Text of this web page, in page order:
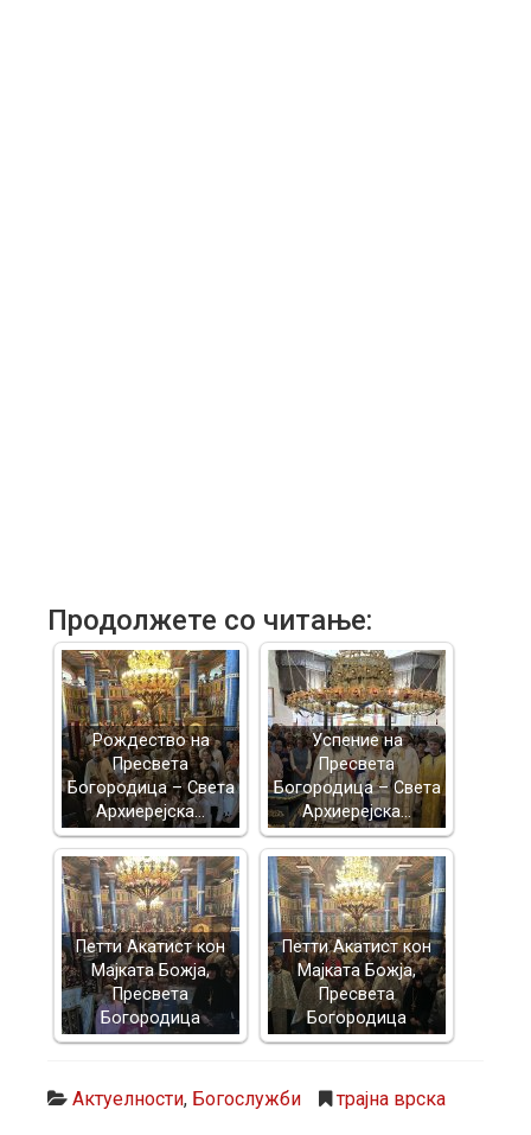
Продолжете со читање:
Рождество на
Пресвета
Богородица – Света
Архиерејска…
Успение на
Пресвета
Богородица – Света
Архиерејска…
Петти Акатист кон
Мајката Божја,
Пресвета
Богородица
Петти Акатист кон
Мајката Божја,
Пресвета
Богородица
Актуелности, Богослужби трајна врска